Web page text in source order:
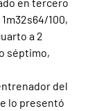
100,
a 2
séptimo,
del
lo presentó